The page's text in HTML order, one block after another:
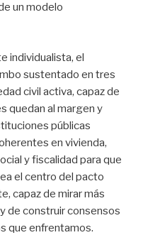
un modelo
individualista, el
sustentado en tres
civil activa, capaz de
quedan al margen y
públicas
en vivienda,
y fiscalidad para que
el centro del pacto
capaz de mirar más
de construir consensos
que enfrentamos.